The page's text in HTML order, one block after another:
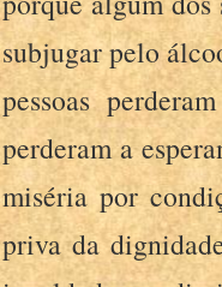
subjugar pelo
pessoas
perderam a
miséria por
priva da